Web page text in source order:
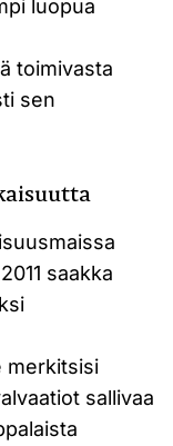
luopua
toimivasta
sen
saakka
merkitsisi
sallivaa